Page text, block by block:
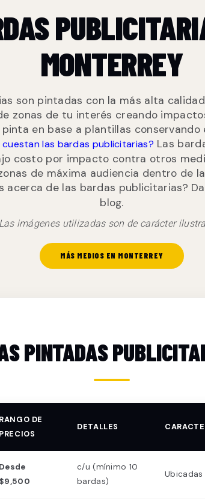
MONTERREY
son pintadas con la más alta
zonas de tu interés creando
en base a plantillas
las bardas publicitarias? Las
costo por impacto contra otros
de máxima audiencia dentro de
acerca de las bardas publicitarias?
blog.
Las imágenes utilizadas son de carácter
MÁS MEDIOS EN MONTERREY
PINTADAS
RANGO DE
PRECIOS
DETALLES
Desde
$9,500
c/u (mínimo 10
bardas)